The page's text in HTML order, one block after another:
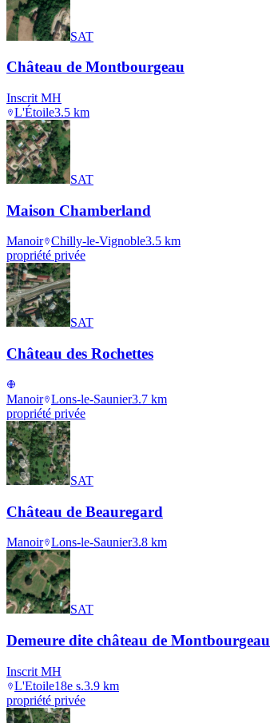
SAT
Château de Montbourgeau
Inscrit MH
L'Étoile3.5 km
SAT
Maison Chamberland
Manoir Chilly-le-Vignoble3.5 km
propriété privée
SAT
Château des Rochettes
Manoir Lons-le-Saunier3.7 km
propriété privée
SAT
Château de Beauregard
Manoir Lons-le-Saunier3.8 km
SAT
Demeure dite château de Montbourgeau
Inscrit MH
L'Etoile18e s.3.9 km
propriété privée